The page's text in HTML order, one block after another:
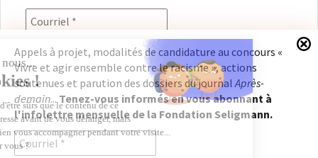
En renseignant votre adresse électronique, vous
consentez à recevoir l'infolettre de la Fondation
Seligmann, conformément à notrepolitique de
confidentialité. Il vous sera possible de vous
désabonner à tout moment.
Appels à projet, modalités de candidature au concours «
Vivre et agir ensemble contre le racisme », actions
soutenues et parution des dossiers du journalAprès-
demain...Tenez-vous informés en vous abonnant à
l'infolettre mensuelle de la Fondation Seligmann.